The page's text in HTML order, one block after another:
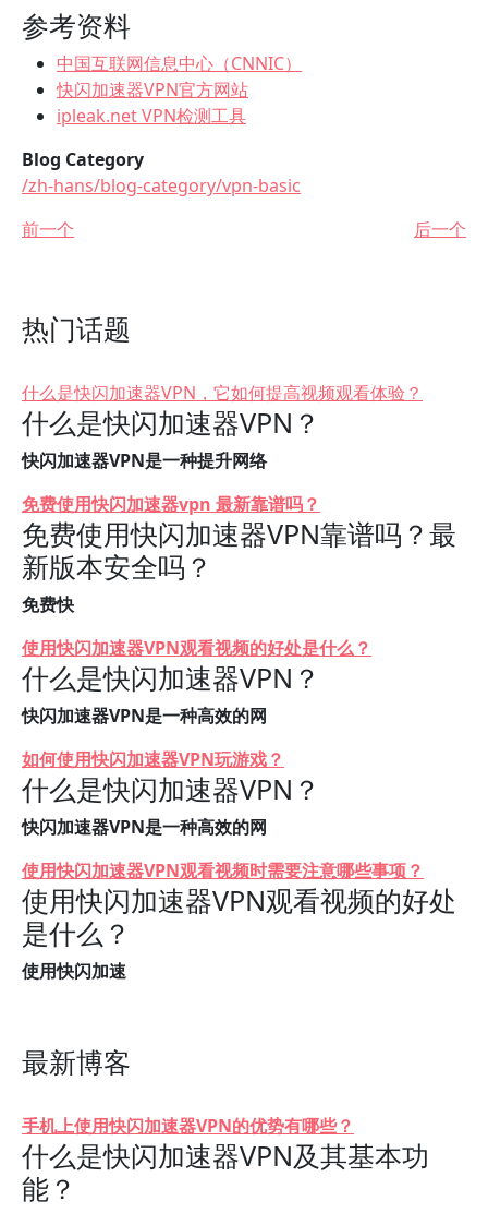
参考资料
中国互联网信息中心（CNNIC）
快闪加速器VPN官方网站
ipleak.net VPN检测工具
Blog Category
/zh-hans/blog-category/vpn-basic
前一个
后一个
热门话题
什么是快闪加速器VPN，它如何提高视频观看体验？
什么是快闪加速器VPN？
快闪加速器VPN是一种提升网络
免费使用快闪加速器vpn 最新靠谱吗？
免费使用快闪加速器VPN靠谱吗？最
新版本安全吗？
免费快
使用快闪加速器VPN观看视频的好处是什么？
什么是快闪加速器VPN？
快闪加速器VPN是一种高效的网
如何使用快闪加速器VPN玩游戏？
什么是快闪加速器VPN？
快闪加速器VPN是一种高效的网
使用快闪加速器VPN观看视频时需要注意哪些事项？
使用快闪加速器VPN观看视频的好处
是什么？
使用快闪加速
最新博客
手机上使用快闪加速器VPN的优势有哪些？
什么是快闪加速器VPN及其基本功
能？